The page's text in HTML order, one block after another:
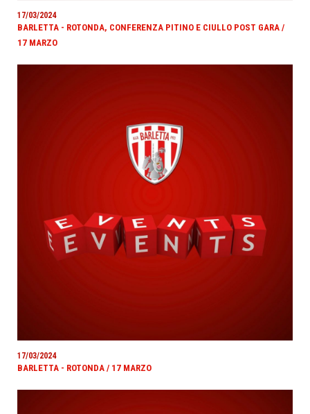
17/03/2024
BARLETTA - ROTONDA, CONFERENZA PITINO E CIULLO POST GARA /
17 MARZO
17/03/2024
BARLETTA - ROTONDA / 17 MARZO